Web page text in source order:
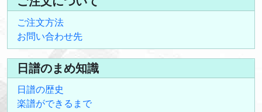
ご注文方法
お問い合わせ先
日譜のまめ知識
日譜の歴史
楽譜ができるまで